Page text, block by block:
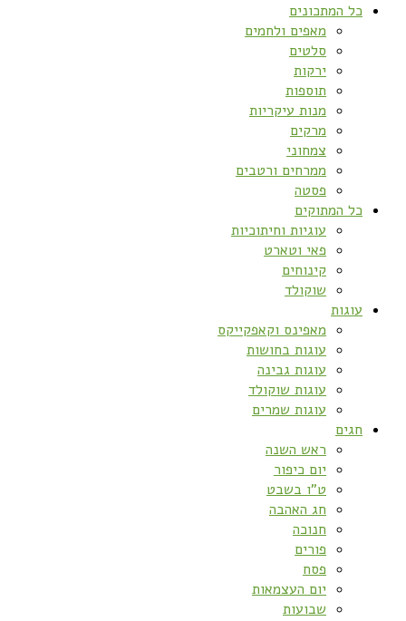
כל המתכונים
מאפים ולחמים
סלטים
ירקות
תוספות
מנות עיקריות
מרקים
צמחוני
ממרחים ורטבים
פסטה
כל המתוקים
עוגיות וחיתוכיות
פאי וטארט
קינוחים
שוקולד
עוגות
מאפינס וקאפקייקס
עוגות בחושות
עוגות גבינה
עוגות שוקולד
עוגות שמרים
חגים
ראש השנה
יום כיפור
ט”ו בשבט
חג האהבה
חנוכה
פורים
פסח
יום העצמאות
שבועות